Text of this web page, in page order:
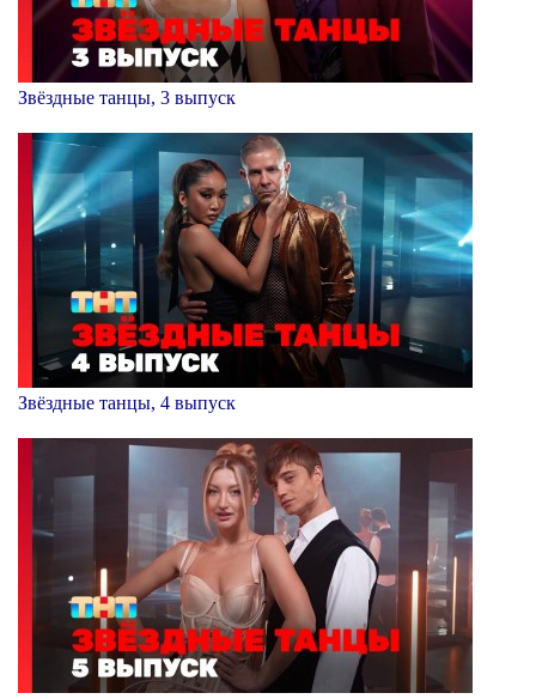
Звёздные танцы, 3 выпуск
Звёздные танцы, 4 выпуск